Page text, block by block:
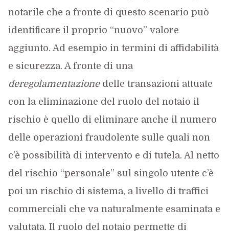
notarile che a fronte di questo scenario può
identificare il proprio “nuovo” valore
aggiunto. Ad esempio in termini di affidabilità
e sicurezza. A fronte di una
deregolamentazionedelle transazioni attuate
con la eliminazione del ruolo del notaio il
rischio è quello di eliminare anche il numero
delle operazioni fraudolente sulle quali non
c’è possibilità di intervento e di tutela. Al netto
del rischio “personale” sul singolo utente c’è
poi un rischio di sistema, a livello di traffici
commerciali che va naturalmente esaminata e
valutata. Il ruolo del notaio permette di